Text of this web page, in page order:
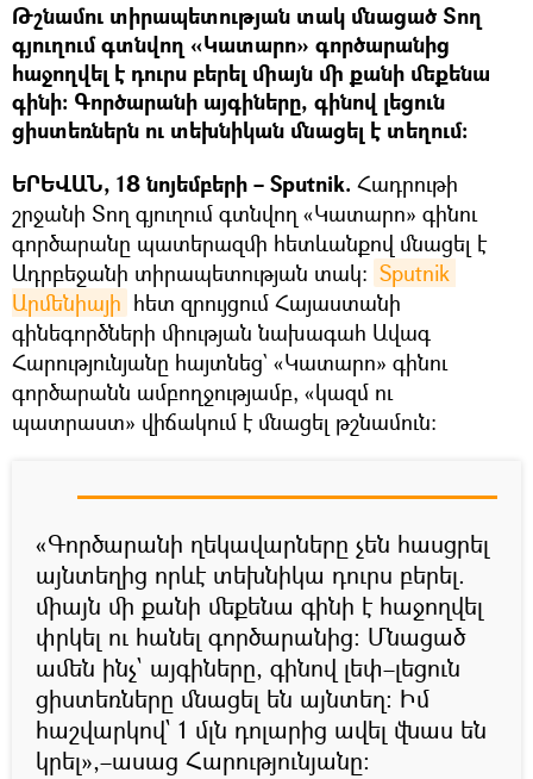
Թշնամու տիրապետության տակ մնացած Տող
գյուղում գտնվող «Կատարո» գործարանից
հաջողվել է դուրս բերել միայն մի քանի մեքենա
գինի։ Գործարանի այգիները, գինով լեցուն
ցիստեռներն ու տեխնիկան մնացել է տեղում։
ԵՐԵՎԱՆ, 18 նոյեմբերի – Sputnik. Հադրութի
շրջանի Տող գյուղում գտնվող «Կատարո» գինու
գործարանը պատերազմի հետևանքով մնացել է
Ադրբեջանի տիրապետության տակ։ Sputnik
Արմենիայի հետ զրույցում Հայաստանի
գինեգործների միության նախագահ Ավագ
Հարությունյանը հայտնեց` «Կատարո» գինու
գործարանն ամբողջությամբ, «կազմ ու
պատրաստ» վիճակում է մնացել թշնամուն։
«Գործարանի ղեկավարները չեն հասցրել
այնտեղից որևէ տեխնիկա դուրս բերել.
միայն մի քանի մեքենա գինի է հաջողվել
փրկել ու հանել գործարանից։ Մնացած
ամեն ինչ` այգիները, գինով լեփ–լեցուն
ցիստեռները մնացել են այնտեղ։ Իմ
հաշվարկով` 1 մլն դոլարից ավել վնաս են
կրել»,–ասաց Հարությունյանը։